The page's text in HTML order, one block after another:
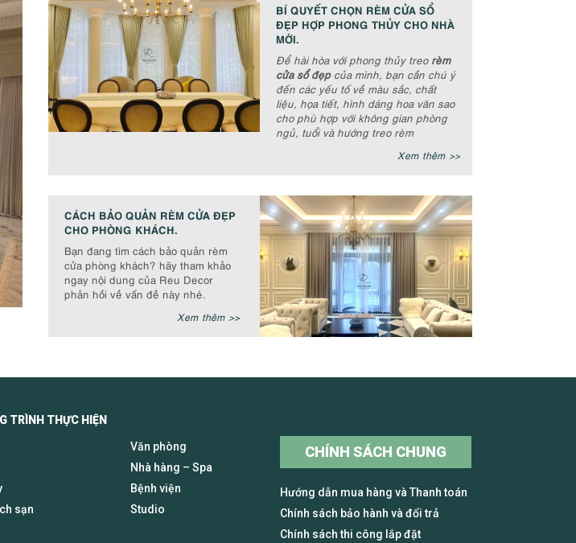
BÍ QUYẾT CHỌN RÈM CỬA SỔ
ĐẸP HỢP PHONG THỦY CHO NHÀ
MỚI.
Để hài hòa với phong thủy treo rèm
cửa sổ đẹpcủa mình, bạn cần chú ý
đến các yếu tố về màu sắc, chất
liệu, họa tiết, hình dáng hoa văn sao
cho phù hợp với không gian phòng
ngủ, tuổi và hướng treo rèm
Xem thêm >>
CÁCH BẢO QUẢN RÈM CỬA ĐẸP
CHO PHÒNG KHÁCH.
Bạn đang tìm cách bảo quản rèm
cửa phòng khách? hãy tham khảo
ngay nội dung của Reu Decor
phản hồi về vấn đề này nhé.
Xem thêm >>
TRÌNH THỰC HIỆN
sạn
Văn phòng
Nhà hàng – Spa
Bệnh viện
Studio
CHÍNH SÁCH CHUNG
Hướng dẫn mua hàng và Thanh toán
Chính sách bảo hành và đổi trả
Chính sách thi công lắp đặt